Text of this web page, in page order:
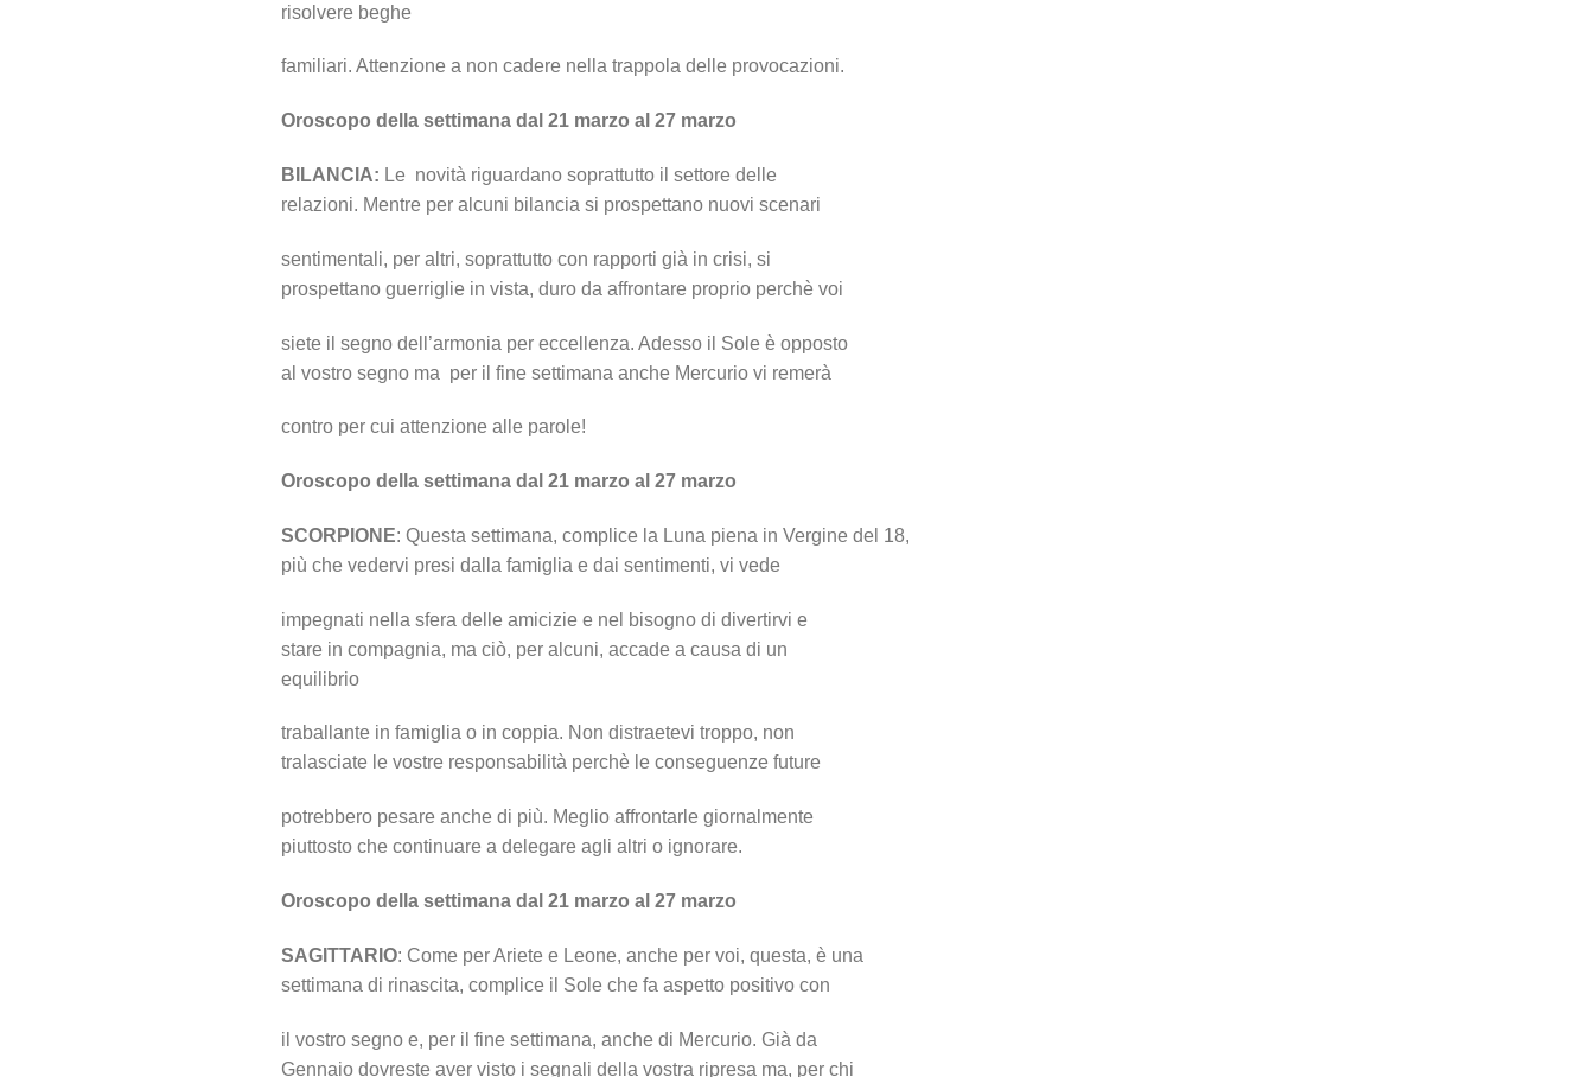
risolvere beghe
familiari. Attenzione a non cadere nella trappola delle provocazioni.
Oroscopo della settimana dal 21 marzo al 27 marzo
BILANCIA: Le novità riguardano soprattutto il settore delle
relazioni. Mentre per alcuni bilancia si prospettano nuovi scenari
sentimentali, per altri, soprattutto con rapporti già in crisi, si
prospettano guerriglie in vista, duro da affrontare proprio perchè voi
siete il segno dell’armonia per eccellenza. Adesso il Sole è opposto
al vostro segno ma per il fine settimana anche Mercurio vi remerà
contro per cui attenzione alle parole!
Oroscopo della settimana dal 21 marzo al 27 marzo
SCORPIONE: Questa settimana, complice la Luna piena in Vergine del 18,
più che vedervi presi dalla famiglia e dai sentimenti, vi vede
impegnati nella sfera delle amicizie e nel bisogno di divertirvi e
stare in compagnia, ma ciò, per alcuni, accade a causa di un
equilibrio
traballante in famiglia o in coppia. Non distraetevi troppo, non
tralasciate le vostre responsabilità perchè le conseguenze future
potrebbero pesare anche di più. Meglio affrontarle giornalmente
piuttosto che continuare a delegare agli altri o ignorare.
Oroscopo della settimana dal 21 marzo al 27 marzo
SAGITTARIO: Come per Ariete e Leone, anche per voi, questa, è una
settimana di rinascita, complice il Sole che fa aspetto positivo con
il vostro segno e, per il fine settimana, anche di Mercurio. Già da
Gennaio dovreste aver visto i segnali della vostra ripresa ma, per chi